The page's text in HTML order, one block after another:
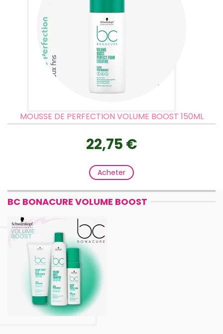
MOUSSE DE PERFECTION VOLUME BOOST 150ML
22,75 €
Acheter
BC BONACURE VOLUME BOOST